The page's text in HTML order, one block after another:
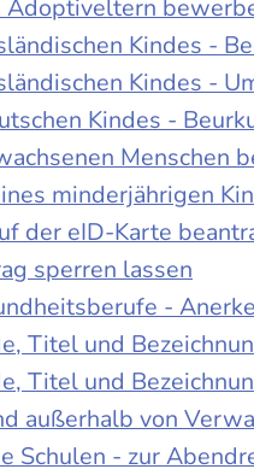
Kindes -
Kindes -
Kindes -
Menschen
minderjährigen
der eID-Karte
sperren lassen
-
Titel und
Titel und
außerhalb von
Schulen - zur